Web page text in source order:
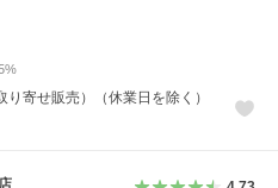
%
寄せ販売）（休業日を除く）